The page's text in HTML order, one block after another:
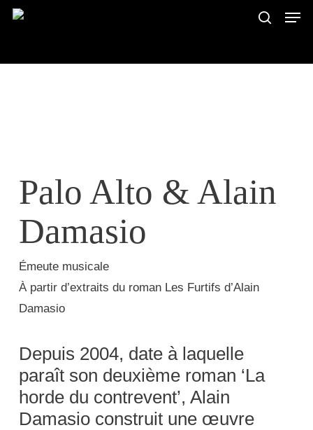
Skip
Palo Alto & Alain
Damasio
Émeute musicale
À partir d’extraits du roman Les Furtifs d’Alain
Damasio
Depuis 2004, date à laquelle
paraît son deuxième roman ‘La
horde du contrevent’, Alain
Damasio construit une œuvre